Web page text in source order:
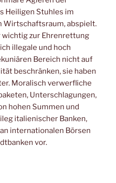
Heiligen Stuhles im
Wirtschaftsraum, abspielt.
wichtig zur Ehrenrettung
illegale und hoch
Bereich nicht auf
beschränken, sie haben
Moralisch verwerfliche
Unterschlagungen,
hohen Summen und
italienischer Banken,
internationalen Börsen
vor.